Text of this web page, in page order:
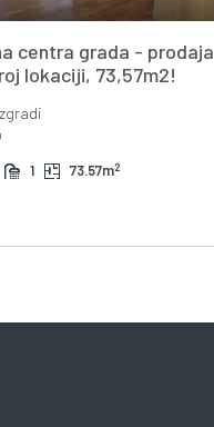
centra grada - prodaja
lokaciji, 73,57m2!
1 73.57m2